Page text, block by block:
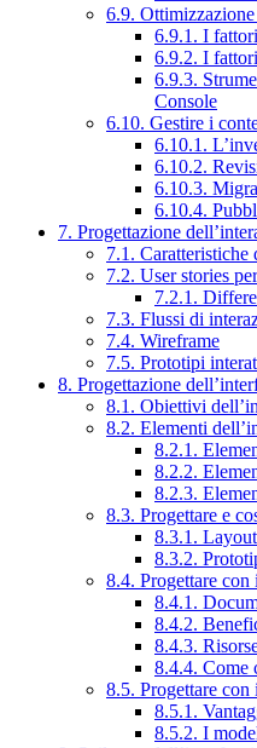
6.9.
6.9.1. I fattori
6.9.2. I fattori
6.9.3.
Console
6.10. Gestire i
6.10.1.
6.10.2.
6.10.3.
6.10.4.
7. Progettazione
7.1. Caratteristiche
7.2. User stories
7.2.1.
7.3. Flussi di
7.4. Wireframe
7.5. Prototipi
8. Progettazione
8.1. Obiettivi
8.2. Elementi
8.2.1.
8.2.2.
8.2.3.
8.3. Progettare e
8.3.1.
8.3.2.
8.4. Progettare con
8.4.1.
8.4.2.
8.4.3.
8.4.4. Come
8.5. Progettare
8.5.1.
8.5.2. I